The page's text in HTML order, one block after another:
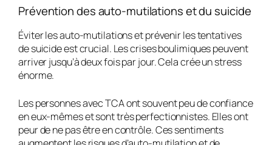
Prévention des auto-mutilations et du suicide
Éviter les auto-mutilations et prévenir les tentatives
de suicide est crucial. Les crises boulimiques peuvent
arriver jusqu’à deux fois par jour. Cela crée un stress
énorme.
Les personnes avec TCA ont souvent peu de confiance
en eux-mêmes et sont très perfectionnistes. Elles ont
peur de ne pas être en contrôle. Ces sentiments